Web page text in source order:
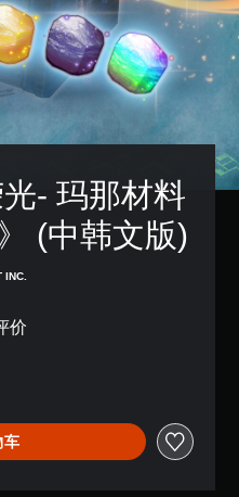
- 玛那材料
(中韩文版)
INC.
价
车